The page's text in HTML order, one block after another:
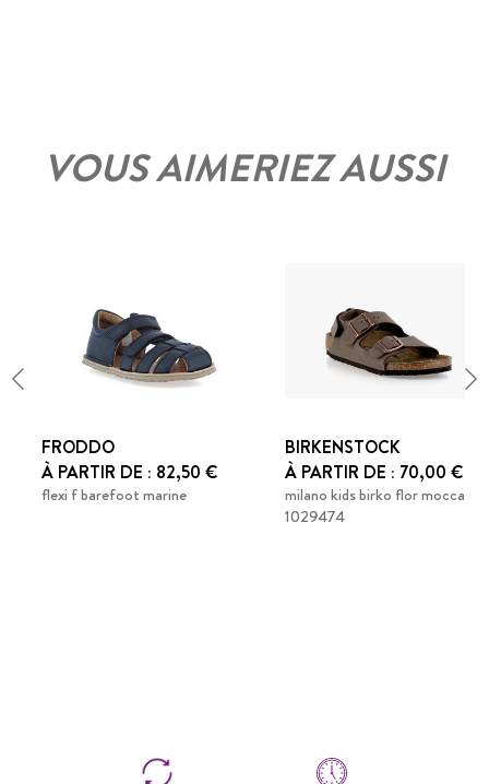
VOUS AIMERIEZ AUSSI
FRODDO
À PARTIR DE : 82,50 €
flexi f barefoot marine
BIRKENSTOCK
À PARTIR DE : 70,00 €
milano kids birko flor mocca
1029474